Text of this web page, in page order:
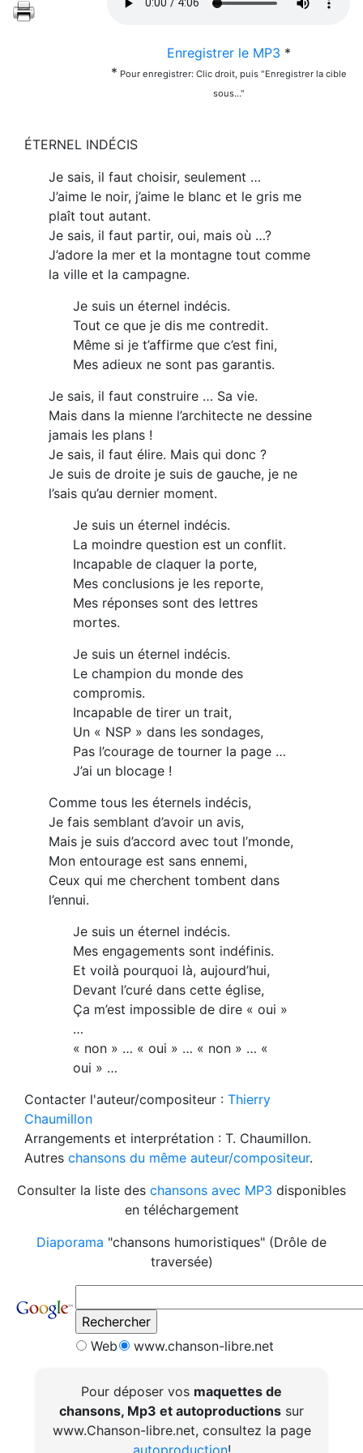
Enregistrer le MP3 *
* Pour enregistrer: Clic droit, puis "Enregistrer la cible
sous..."
ÉTERNEL INDÉCIS
Je sais, il faut choisir, seulement …
J’aime le noir, j’aime le blanc et le gris me
plaît tout autant.
Je sais, il faut partir, oui, mais où …?
J’adore la mer et la montagne tout comme
la ville et la campagne.
Je suis un éternel indécis.
Tout ce que je dis me contredit.
Même si je t’affirme que c’est fini,
Mes adieux ne sont pas garantis.
Je sais, il faut construire … Sa vie.
Mais dans la mienne l’architecte ne dessine
jamais les plans !
Je sais, il faut élire. Mais qui donc ?
Je suis de droite je suis de gauche, je ne
l’sais qu’au dernier moment.
Je suis un éternel indécis.
La moindre question est un conflit.
Incapable de claquer la porte,
Mes conclusions je les reporte,
Mes réponses sont des lettres
mortes.
Je suis un éternel indécis.
Le champion du monde des
compromis.
Incapable de tirer un trait,
Un « NSP » dans les sondages,
Pas l’courage de tourner la page …
J’ai un blocage !
Comme tous les éternels indécis,
Je fais semblant d’avoir un avis,
Mais je suis d’accord avec tout l’monde,
Mon entourage est sans ennemi,
Ceux qui me cherchent tombent dans
l’ennui.
Je suis un éternel indécis.
Mes engagements sont indéfinis.
Et voilà pourquoi là, aujourd’hui,
Devant l’curé dans cette église,
Ça m’est impossible de dire « oui »
…
« non » … « oui » … « non » … «
oui » …
Contacter l'auteur/compositeur : Thierry
Chaumillon
Arrangements et interprétation : T. Chaumillon.
Autres chansons du même auteur/compositeur.
Consulter la liste des chansons avec MP3 disponibles
en téléchargement
Diaporama "chansons humoristiques" (Drôle de
traversée)
Web www.chanson-libre.net
Pour déposer vos maquettes de
chansons, Mp3 et autoproductions sur
www.Chanson-libre.net, consultez la page
autoproduction!